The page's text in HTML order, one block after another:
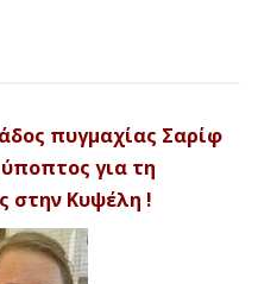
πυγμαχίας Σαρίφ
για τη
στην Κυψέλη !